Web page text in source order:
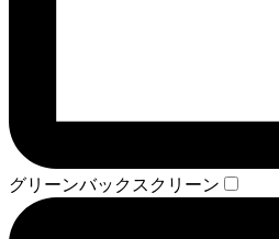
グリーンバックスクリーン